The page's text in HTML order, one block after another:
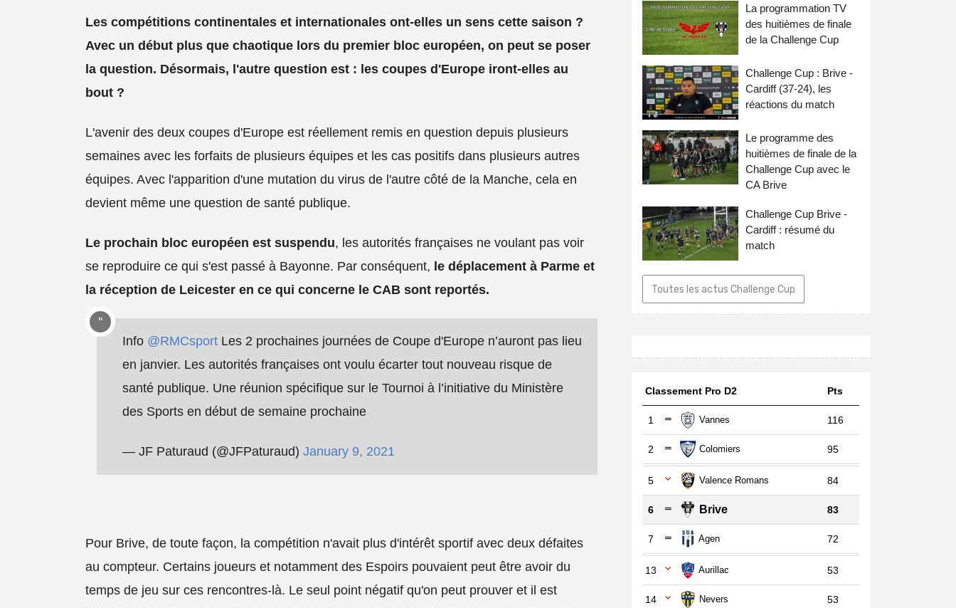
Les compétitions continentales et internationales ont-elles un sens cette saison ?
Avec un début plus que chaotique lors du premier bloc européen, on peut se poser
la question. Désormais, l'autre question est : les coupes d'Europe iront-elles au
bout ?
L'avenir des deux coupes d'Europe est réellement remis en question depuis plusieurs
semaines avec les forfaits de plusieurs équipes et les cas positifs dans plusieurs autres
équipes. Avec l'apparition d'une mutation du virus de l'autre côté de la Manche, cela en
devient même une question de santé publique.
Le prochain bloc européen est suspendu, les autorités françaises ne voulant pas voir
se reproduire ce qui s'est passé à Bayonne. Par conséquent, le déplacement à Parme et
la réception de Leicester en ce qui concerne le CAB sont reportés.
Info @RMCsport Les 2 prochaines journées de Coupe d'Europe n’auront pas lieu
en janvier. Les autorités françaises ont voulu écarter tout nouveau risque de
santé publique. Une réunion spécifique sur le Tournoi à l’initiative du Ministère
des Sports en début de semaine prochaine
— JF Paturaud (@JFPaturaud) January 9, 2021
Pour Brive, de toute façon, la compétition n'avait plus d'intérêt sportif avec deux défaites
au compteur. Certains joueurs et notamment des Espoirs pouvaient peut être avoir du
temps de jeu sur ces rencontres-là. Le seul point négatif qu'on peut prouver et il est
La programmation TV
des huitièmes de finale
de la Challenge Cup
Challenge Cup : Brive -
Cardiff (37-24), les
réactions du match
Le programme des
huitièmes de finale de la
Challenge Cup avec le
CA Brive
Challenge Cup Brive -
Cardiff : résumé du
match
Toutes les actus Challenge Cup
Classement Pro D2 Pts
1 Vannes 116
2 Colomiers 95
5 Valence Romans 84
6 Brive 83
7 Agen 72
13 Aurillac 53
14 Nevers 53